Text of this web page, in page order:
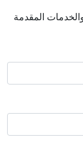
المقدمة